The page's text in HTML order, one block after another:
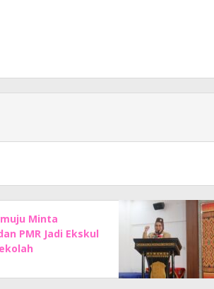
Minta
PMR Jadi Ekskul